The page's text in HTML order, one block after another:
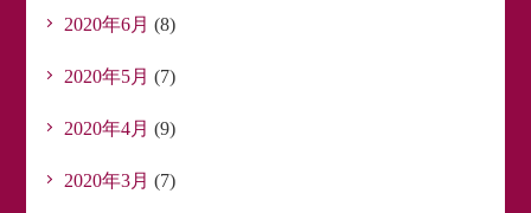
2020年6月 (8)
2020年5月 (7)
2020年4月 (9)
2020年3月 (7)